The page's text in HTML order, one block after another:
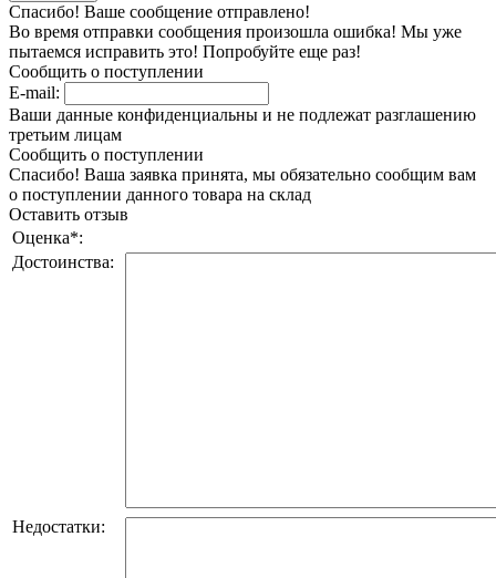
Спасибо! Ваше сообщение отправлено!
Во время отправки сообщения произошла ошибка! Мы уже
пытаемся исправить это! Попробуйте еще раз!
Сообщить о поступлении
E-mail:
Ваши данные конфиденциальны и не подлежат разглашению
третьим лицам
Сообщить о поступлении
Спасибо! Ваша заявка принята, мы обязательно сообщим вам
о поступлении данного товара на склад
Оставить отзыв
Оценка*:
Достоинства:
Недостатки: